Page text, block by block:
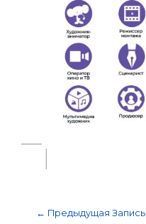
← Предыдущая Запись